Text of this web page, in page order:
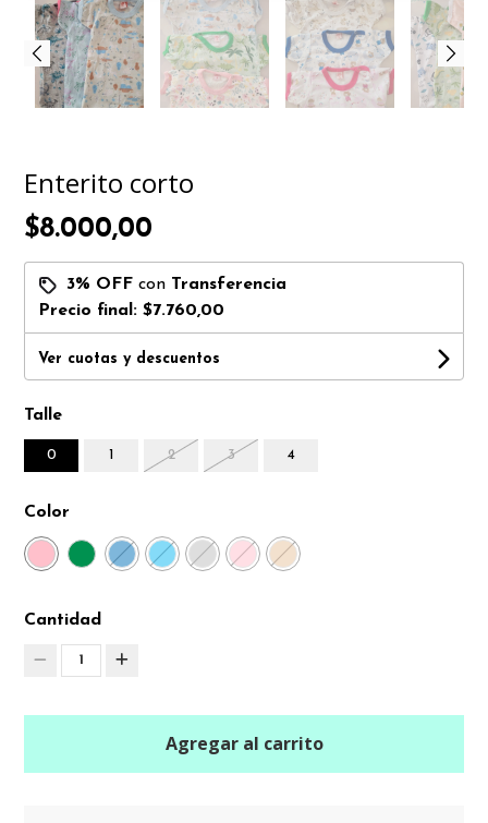
Enterito corto
$8.000,00
3% OFF con Transferencia
Precio final:$7.760,00
Ver cuotas y descuentos
Talle
0 1 2 3 4
Color
Cantidad
1
Agregar al carrito